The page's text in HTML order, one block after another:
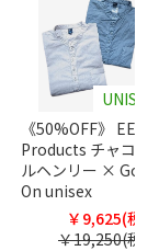
UNISEX
《50%OFF》 EEL
Products チャコー
ルヘンリー × Good
On unisex
￥9,625(税
￥19,250(税